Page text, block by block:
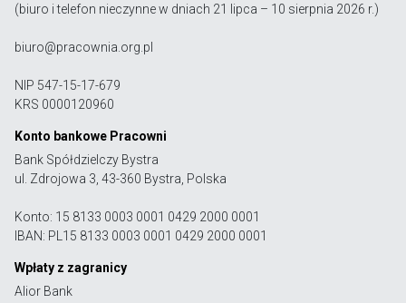
(biuro i telefon nieczynne w dniach 21 lipca – 10 sierpnia 2026 r.)
biuro@pracownia.org.pl
NIP 547-15-17-679
KRS 0000120960
Konto bankowe Pracowni
Bank Spółdzielczy Bystra
ul. Zdrojowa 3, 43-360 Bystra, Polska
Konto: 15 8133 0003 0001 0429 2000 0001
IBAN: PL15 8133 0003 0001 0429 2000 0001
Wpłaty z zagranicy
Alior Bank